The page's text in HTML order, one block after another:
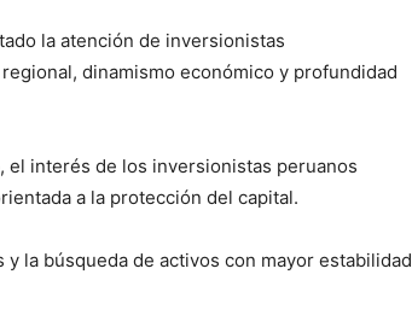
la atención de inversionistas
dinamismo económico y profundidad
el interés de los inversionistas peruanos
a la protección del capital.
la búsqueda de activos con mayor estabilidad